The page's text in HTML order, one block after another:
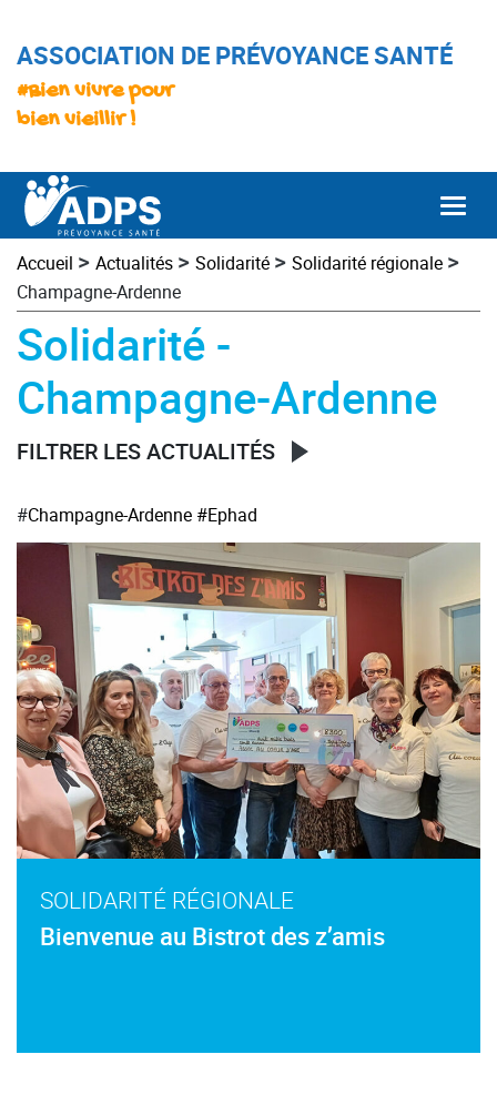
ASSOCIATION DE PRÉVOYANCE SANTÉ
#Bien vivre pour
bien vieillir !
Accueil > Actualités > Solidarité > Solidarité régionale >
Champagne-Ardenne
Solidarité -
Champagne-Ardenne
FILTRER LES ACTUALITÉS
#Champagne-Ardenne #Ephad
SOLIDARITÉ RÉGIONALE
Bienvenue au Bistrot des z’amis